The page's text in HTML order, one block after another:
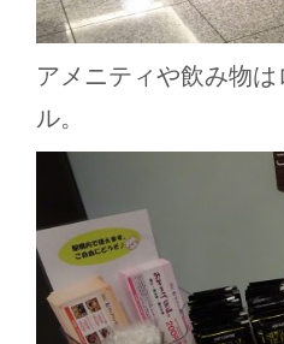
アメニティや飲み物
ル。